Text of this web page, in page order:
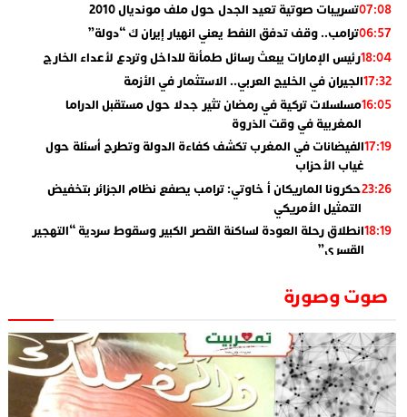
07:08تسريبات صوتية تعيد الجدل حول ملف مونديال 2010
06:57ترامب.. وقف تدفق النفط يعني انهيار إيران ك “دولة”
18:04رئيس الإمارات يبعث رسائل طمأنة للداخل وتردع لأعداء الخارج
17:32الجيران في الخليج العربي.. الاستثمار في الأزمة
16:05مسلسلات تركية في رمضان تثير جدلا حول مستقبل الدراما
المغربية في وقت الذروة
17:19الفيضانات في المغرب تكشف كفاءة الدولة وتطرح أسئلة حول
غياب الأحزاب
23:26حكرونا الماريكان أ خاوتي: ترامب يصفع نظام الجزائر بتخفيض
التمثيل الأمريكي
18:19انطلاق رحلة العودة لساكنة القصر الكبير وسقوط سردية “التهجير
القسري”
01:55
​”لارام”.. 3 خطوط أخرى نحو إسبانيا وهذه هي الوجهات
14:37الاعلامي حسن فاتح.. لهذا السبب يرفض بعض لاعبوا المنتخب
تعيين السكتيوي
صوت وصورة